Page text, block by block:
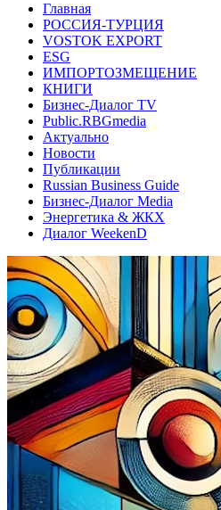
Главная
РОССИЯ-ТУРЦИЯ
VOSTOK EXPORT
ESG
ИМПОРТОЗМЕЩЕНИЕ
КНИГИ
Бизнес-Диалог TV
Public.RBGmedia
Актуально
Новости
Публикации
Russian Business Guide
Бизнес-Диалог Media
Энергетика & ЖКХ
Диалог WeekenD